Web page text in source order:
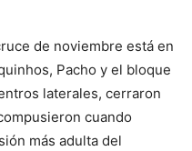
de noviembre está en
Pacho y el bloque
laterales, cerraron
cuando
más adulta del